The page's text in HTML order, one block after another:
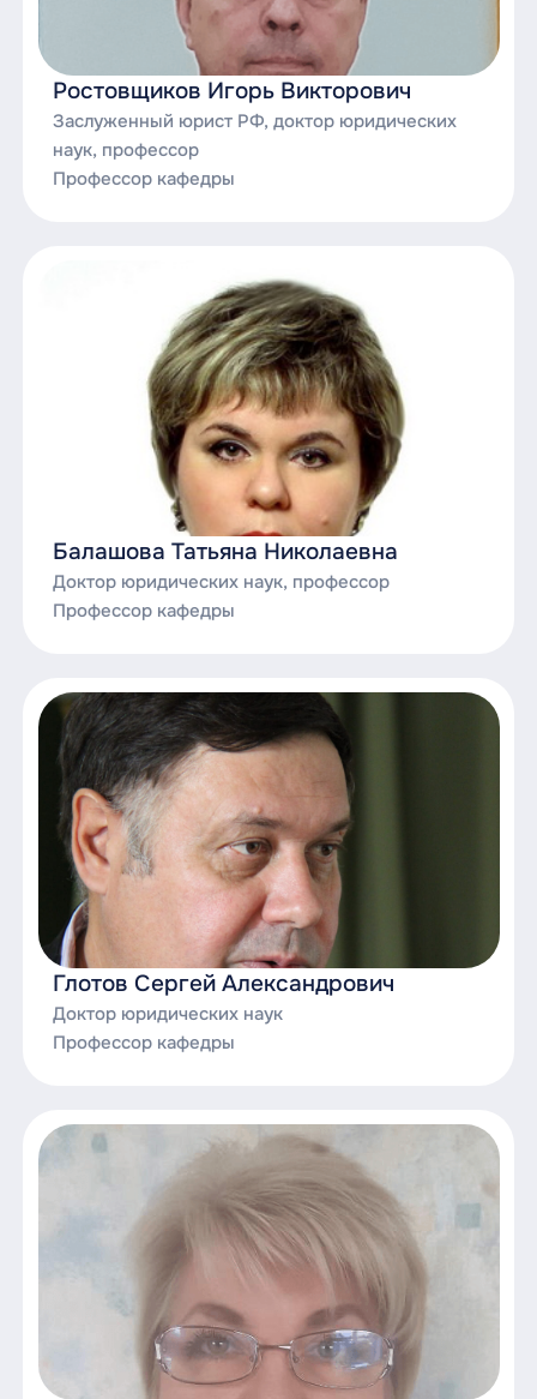
Ростовщиков Игорь Викторович
Заслуженный юрист РФ, доктор юридических
наук, профессор
Профессор кафедры
Балашова Татьяна Николаевна
Доктор юридических наук, профессор
Профессор кафедры
Глотов Сергей Александрович
Доктор юридических наук
Профессор кафедры